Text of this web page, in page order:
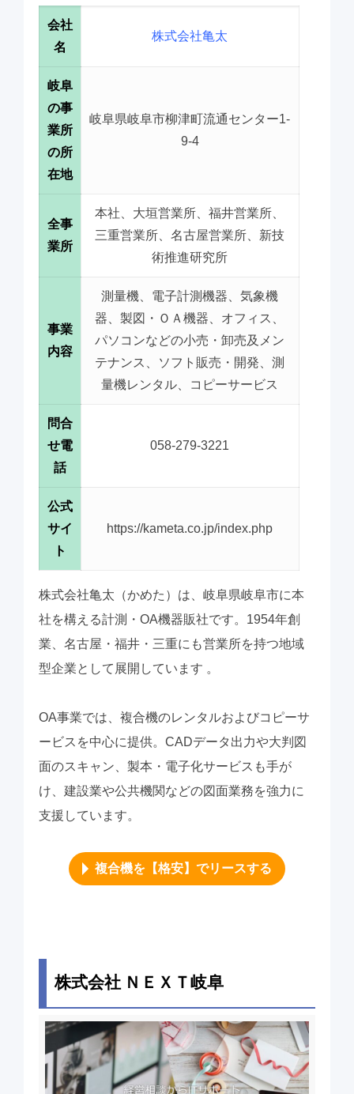
会社
名
株式会社亀太
岐阜
の事
業所
の所
在地
岐阜県岐阜市柳津町流通センター1-
9-4
全事
業所
本社、大垣営業所、福井営業所、
三重営業所、名古屋営業所、新技
術推進研究所
事業
内容
測量機、電子計測機器、気象機
器、製図・ＯＡ機器、オフィス、
パソコンなどの小売・卸売及メン
テナンス、ソフト販売・開発、測
量機レンタル、コピーサービス
問合
せ電
話
058-279-3221
公式
サイ
ト
https://kameta.co.jp/index.php
株式会社亀太（かめた）は、岐阜県岐阜市に本
社を構える計測・OA機器販社です。1954年創
業、名古屋・福井・三重にも営業所を持つ地域
型企業として展開しています 。
OA事業では、複合機のレンタルおよびコピーサ
ービスを中心に提供。CADデータ出力や大判図
面のスキャン、製本・電子化サービスも手が
け、建設業や公共機関などの図面業務を強力に
支援しています。
複合機を【格安】でリースする
株式会社 ＮＥＸＴ岐阜